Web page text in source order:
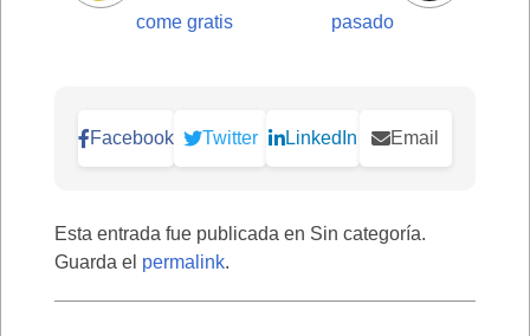
come gratis
pasado
Facebook Twitter LinkedIn Email
Esta entrada fue publicada en Sin categoría.
Guarda el permalink.